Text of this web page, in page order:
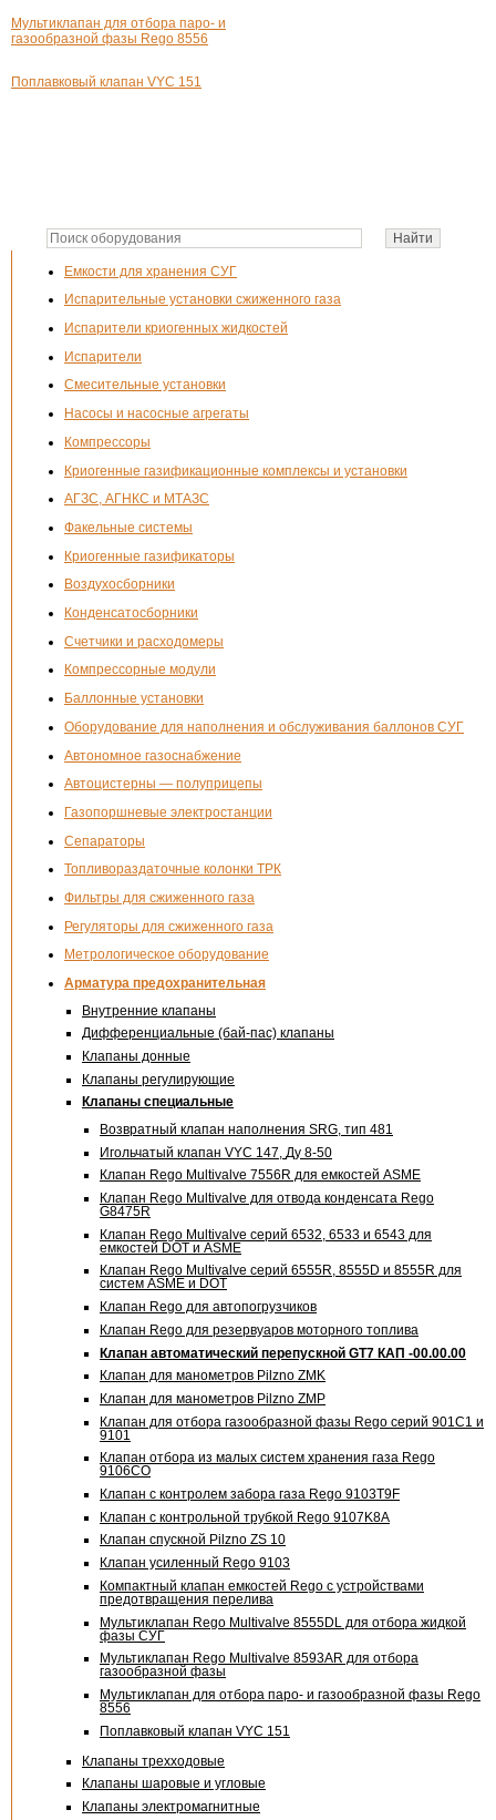
Емкости для хранения СУГ
Испарительные установки сжиженного газа
Испарители криогенных жидкостей
Испарители
Смесительные установки
Насосы и насосные агрегаты
Компрессоры
Криогенные газификационные комплексы и установки
АГЗС, АГНКС и МТАЗС
Факельные системы
Криогенные газификаторы
Воздухосборники
Конденсатосборники
Счетчики и расходомеры
Компрессорные модули
Баллонные установки
Оборудование для наполнения и обслуживания баллонов СУГ
Автономное газоснабжение
Автоцистерны — полуприцепы
Газопоршневые электростанции
Сепараторы
Топливораздаточные колонки ТРК
Фильтры для сжиженного газа
Регуляторы для сжиженного газа
Метрологическое оборудование
Арматура предохранительная
Внутренние клапаны
Дифференциальные (бай-пас) клапаны
Клапаны донные
Клапаны регулирующие
Клапаны специальные
Возвратный клапан наполнения SRG, тип 481
Игольчатый клапан VYC 147, Ду 8-50
Клапан Rego Multivalve 7556R для емкостей ASME
Клапан Rego Multivalve для отвода конденсата Rego
G8475R
Клапан Rego Multivalve серий 6532, 6533 и 6543 для
емкостей DOT и ASME
Клапан Rego Multivalve серий 6555R, 8555D и 8555R для
систем ASME и DOT
Клапан Rego для автопогрузчиков
Клапан Rego для резервуаров моторного топлива
Клапан автоматический перепускной GT7 КАП -00.00.00
Клапан для манометров Pilzno ZMK
Клапан для манометров Pilzno ZMP
Клапан для отбора газообразной фазы Rego серий 901С1 и
9101
Клапан отбора из малых систем хранения газа Rego
9106СО
Клапан с контролем забора газа Rego 9103T9F
Клапан с контрольной трубкой Rego 9107K8A
Клапан спускной Pilzno ZS 10
Клапан усиленный Rego 9103
Компактный клапан емкостей Rego с устройствами
предотвращения перелива
Мультиклапан Rego Multivalve 8555DL для отбора жидкой
фазы СУГ
Мультиклапан Rego Multivalve 8593AR для отбора
газообразной фазы
Мультиклапан для отбора паро- и газообразной фазы Rego
8556
Поплавковый клапан VYC 151
Клапаны трехходовые
Клапаны шаровые и угловые
Клапаны электромагнитные
Мультиклапан для отбора паро- и
газообразной фазы Rego 8556
Поплавковый клапан VYC 151